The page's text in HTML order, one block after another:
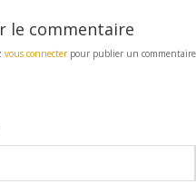
le commentaire
vous connecterpour publier un